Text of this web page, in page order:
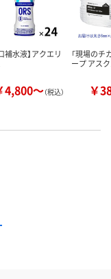
補水液】アクエリ
4,800～（税込）
「現場のチ
ープ アス
￥